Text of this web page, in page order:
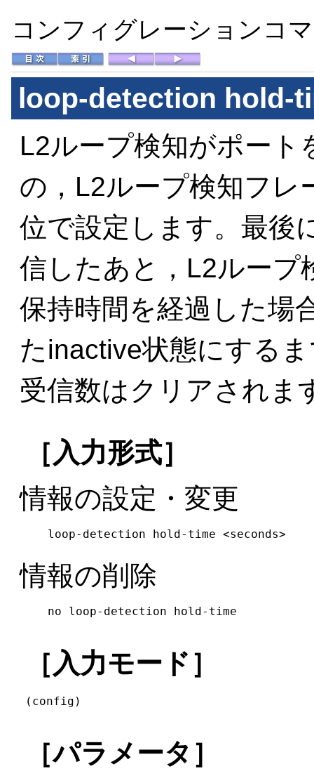
コンフィグレーションコ
loop-detection hold-
L2ループ検知がポー
の，L2ループ検知フレ
位で設定します。最後
信したあと，L2ループ
保持時間を経過した場
たinactive状態にする
受信数はクリアされま
［入力形式］
情報の設定・変更
loop-detection hold-time <seconds>
情報の削除
no loop-detection hold-time
［入力モード］
(config)
［パラメータ］